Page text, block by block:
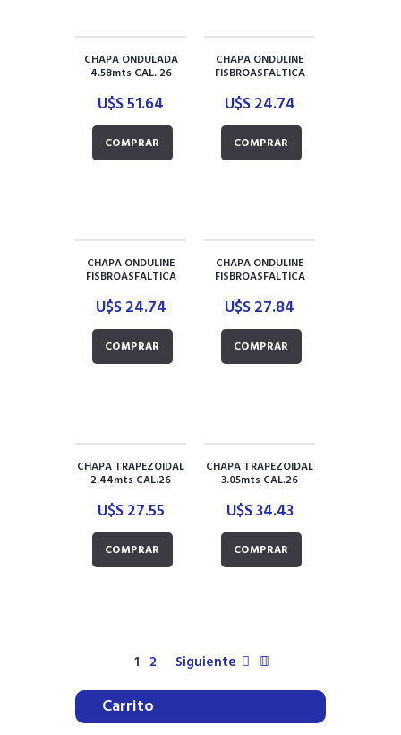
CHAPA ONDULADA
4.58mts CAL. 26
U$S51.64
COMPRAR
CHAPA ONDULINE
FISBROASFALTICA
U$S24.74
COMPRAR
CHAPA ONDULINE
FISBROASFALTICA
U$S24.74
COMPRAR
CHAPA ONDULINE
FISBROASFALTICA
U$S27.84
COMPRAR
CHAPA TRAPEZOIDAL
2.44mts CAL.26
U$S27.55
COMPRAR
CHAPA TRAPEZOIDAL
3.05mts CAL.26
U$S34.43
COMPRAR
1 2 Siguiente
Carrito